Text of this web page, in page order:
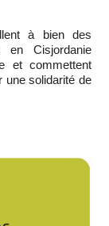
à bien des
en Cisjordanie
et commettent
une solidarité de